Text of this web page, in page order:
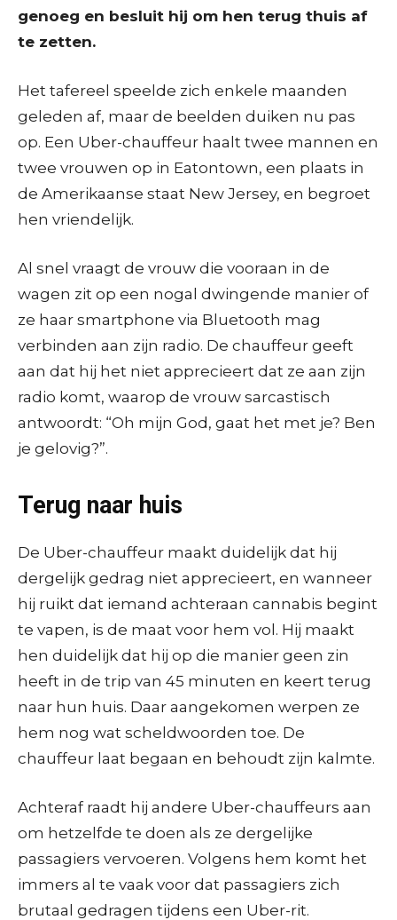
genoeg en besluit hij om hen terug thuis af
te zetten.
Het tafereel speelde zich enkele maanden
geleden af, maar de beelden duiken nu pas
op. Een Uber-chauffeur haalt twee mannen en
twee vrouwen op in Eatontown, een plaats in
de Amerikaanse staat New Jersey, en begroet
hen vriendelijk.
Al snel vraagt de vrouw die vooraan in de
wagen zit op een nogal dwingende manier of
ze haar smartphone via Bluetooth mag
verbinden aan zijn radio. De chauffeur geeft
aan dat hij het niet apprecieert dat ze aan zijn
radio komt, waarop de vrouw sarcastisch
antwoordt: “Oh mijn God, gaat het met je? Ben
je gelovig?”.
Terug naar huis
De Uber-chauffeur maakt duidelijk dat hij
dergelijk gedrag niet apprecieert, en wanneer
hij ruikt dat iemand achteraan cannabis begint
te vapen, is de maat voor hem vol. Hij maakt
hen duidelijk dat hij op die manier geen zin
heeft in de trip van 45 minuten en keert terug
naar hun huis. Daar aangekomen werpen ze
hem nog wat scheldwoorden toe. De
chauffeur laat begaan en behoudt zijn kalmte.
Achteraf raadt hij andere Uber-chauffeurs aan
om hetzelfde te doen als ze dergelijke
passagiers vervoeren. Volgens hem komt het
immers al te vaak voor dat passagiers zich
brutaal gedragen tijdens een Uber-rit.